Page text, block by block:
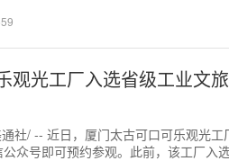
观光工厂入选省级工业文
社/ -- 近日，厦门太古可口可乐观光工
众号即可预约参观。此前，该工厂入